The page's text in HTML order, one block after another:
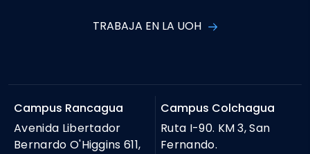
TRABAJA EN LA UOH
Campus Rancagua
Avenida Libertador
Bernardo O'Higgins 611,
Campus Colchagua
Ruta I-90. KM 3, San
Fernando.